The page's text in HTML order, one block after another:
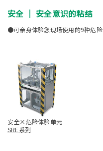
安全 ｜ 安全意识的粘结
●可亲身体验您现场使用的9种危险
安全×危险体验单元
SRE系列